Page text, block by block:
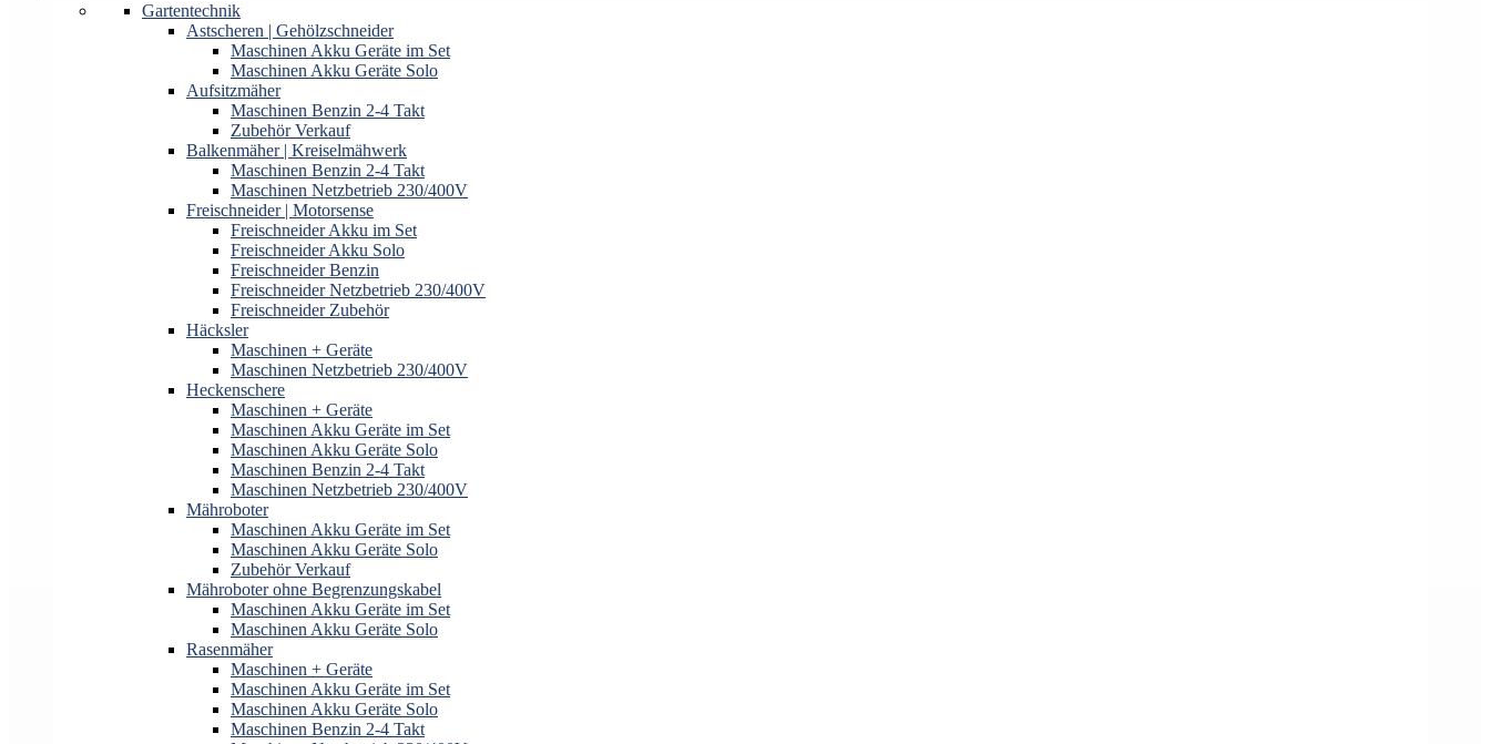
Gartentechnik
Astscheren | Gehölzschneider
Maschinen Akku Geräte im Set
Maschinen Akku Geräte Solo
Aufsitzmäher
Maschinen Benzin 2-4 Takt
Zubehör Verkauf
Balkenmäher | Kreiselmähwerk
Maschinen Benzin 2-4 Takt
Maschinen Netzbetrieb 230/400V
Freischneider | Motorsense
Freischneider Akku im Set
Freischneider Akku Solo
Freischneider Benzin
Freischneider Netzbetrieb 230/400V
Freischneider Zubehör
Häcksler
Maschinen + Geräte
Maschinen Netzbetrieb 230/400V
Heckenschere
Maschinen + Geräte
Maschinen Akku Geräte im Set
Maschinen Akku Geräte Solo
Maschinen Benzin 2-4 Takt
Maschinen Netzbetrieb 230/400V
Mähroboter
Maschinen Akku Geräte im Set
Maschinen Akku Geräte Solo
Zubehör Verkauf
Mähroboter ohne Begrenzungskabel
Maschinen Akku Geräte im Set
Maschinen Akku Geräte Solo
Rasenmäher
Maschinen + Geräte
Maschinen Akku Geräte im Set
Maschinen Akku Geräte Solo
Maschinen Benzin 2-4 Takt